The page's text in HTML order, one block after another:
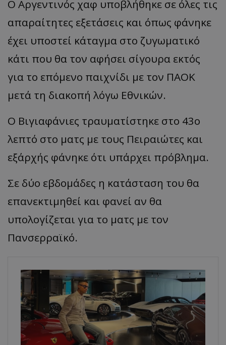
Ο Αργεντινός χαφ υποβλήθηκε σε όλες τις
απαραίτητες εξετάσεις και όπως φάνηκε
έχει υποστεί κάταγμα στο ζυγωματικό
κάτι που θα τον αφήσει σίγουρα εκτός
για το επόμενο παιχνίδι με τον ΠΑΟΚ
μετά τη διακοπή λόγω Εθνικών.
Ο Βιγιαφάνιες τραυματίστηκε στο 43ο
λεπτό στο ματς με τους Πειραιώτες και
εξ΄αρχής φάνηκε ότι υπάρχει πρόβλημα.
Σε δύο εβδομάδες η κατάσταση του θα
επανεκτιμηθεί και φανεί αν θα
υπολογίζεται για το ματς με τον
Πανσερραϊκό.